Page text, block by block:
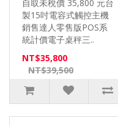
自取未稅價 35,800 元台
製15吋電容式觸控主機
銷售達人零售版POS系
統計價電子桌秤三..
NT$35,800
NT$39,500